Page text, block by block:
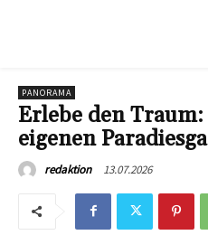
PANORAMA
Erlebe den
eigenen
redaktion 13.07.2026